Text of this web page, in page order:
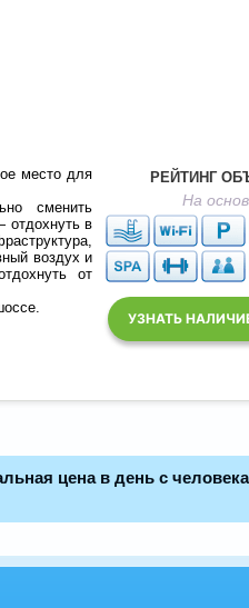
место для
сменить
отдохнуть в
воздух и
от
РЕЙТИНГ
На
УЗНАТЬ
цена в день с человека